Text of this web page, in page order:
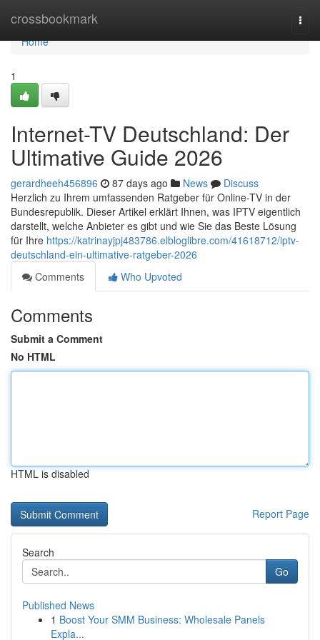
crossbookmark
Home
Home
1
Internet-TV Deutschland: Der
Ultimative Guide 2026
gerardheeh456896 87 days ago News
Discuss
Herzlich zu Ihrem umfassenden Ratgeber für Online-TV in der
Bundesrepublik. Dieser Artikel erklärt Ihnen, was IPTV eigentlich
darstellt, welche Anbieter es gibt und wie Sie das Beste Lösung
für Ihre https://katrinayjpj483786.elbloglibre.com/41618712/iptv-
deutschland-ein-ultimative-ratgeber-2026
Comments
Who Upvoted
Comments
Submit a Comment
No HTML
HTML is disabled
Report Page
Search
Go
Published News
1 Boost Your SMM Business: Wholesale Panels
Expla...